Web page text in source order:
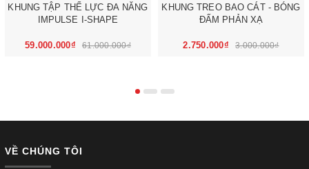
KHUNG TẬP THỂ LỰC ĐA NĂNG
IMPULSE I-SHAPE
59.000.000₫ 61.000.000₫
KHUNG TREO BAO CÁT - BÓNG
ĐẤM PHẢN XẠ
2.750.000₫ 3.000.000₫
VỀ CHÚNG TÔI